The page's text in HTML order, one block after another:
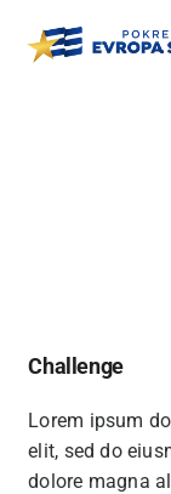
Challenge
Lorem ipsum
elit, sed do
dolore magna